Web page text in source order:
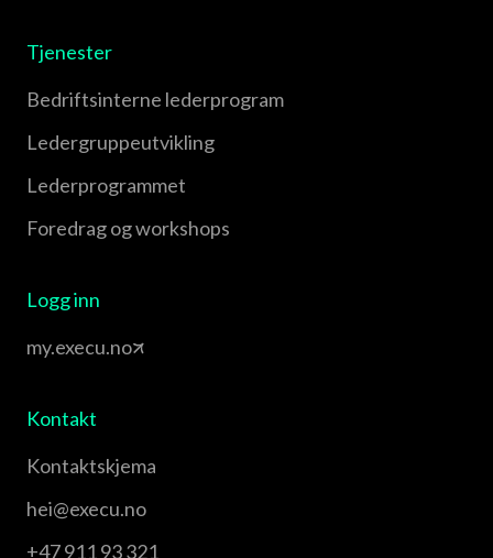
Tjenester
Bedriftsinterne lederprogram
Leder­gruppe­utvikling
Leder­programmet
Foredrag og workshops
Logg inn
my.execu.no
Kontakt
Kontaktskjema
hei@execu.no
+47 911 93 321